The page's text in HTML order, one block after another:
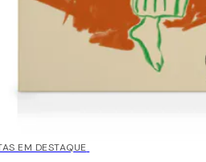
EM DESTAQUE